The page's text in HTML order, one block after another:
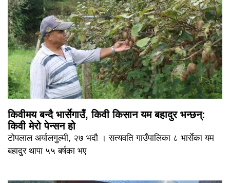
किवीमय बन्दै भार्सेगाउँ, किवी किसान यम बहादुर भन्छन्:
किवी मेरो पेन्सन हो
टोपलाल अर्यालगुल्मी, २७ भदौ । सत्यवति गाउँपालिका ८ भार्सेका यम
बहादुर थापा ५५ बर्षका भए